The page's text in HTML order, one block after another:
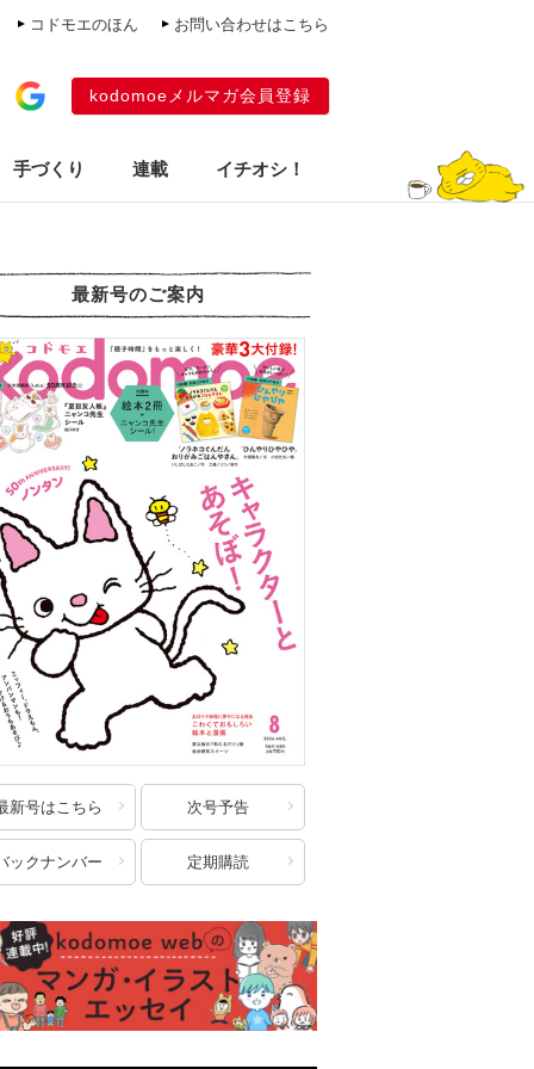
コドモエのほん お問い合わせはこちら
kodomoeメルマガ会員登録
手づくり 連載 イチオシ！
最新号のご案内
新号はこちら 次号予告
ックナンバー 定期購読